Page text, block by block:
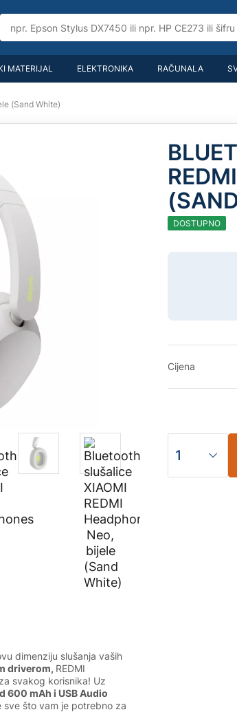
MATERIJAL ELEKTRONIKA RAČUNALA
(Sand White)
dimenziju slušanja vaših
driverom, REDMI
svakog korisnika! Uz
600 mAh i USB Audio
sve što vam je potrebno za
DOSTUPNO
Cijena